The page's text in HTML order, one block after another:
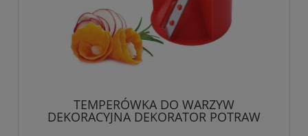
TEMPERÓWKA DO WARZYW
DEKORACYJNA DEKORATOR POTRAW